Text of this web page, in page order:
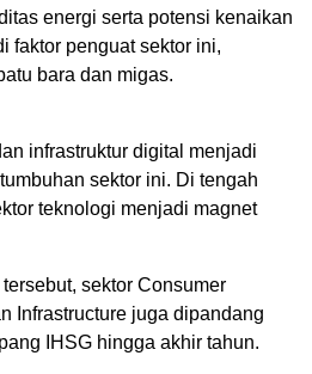
energi serta potensi kenaikan
faktor penguat sektor ini,
bara dan migas.
infrastruktur digital menjadi
sektor ini. Di tengah
teknologi menjadi magnet
sektor Consumer
Infrastructure juga dipandang
IHSG hingga akhir tahun.